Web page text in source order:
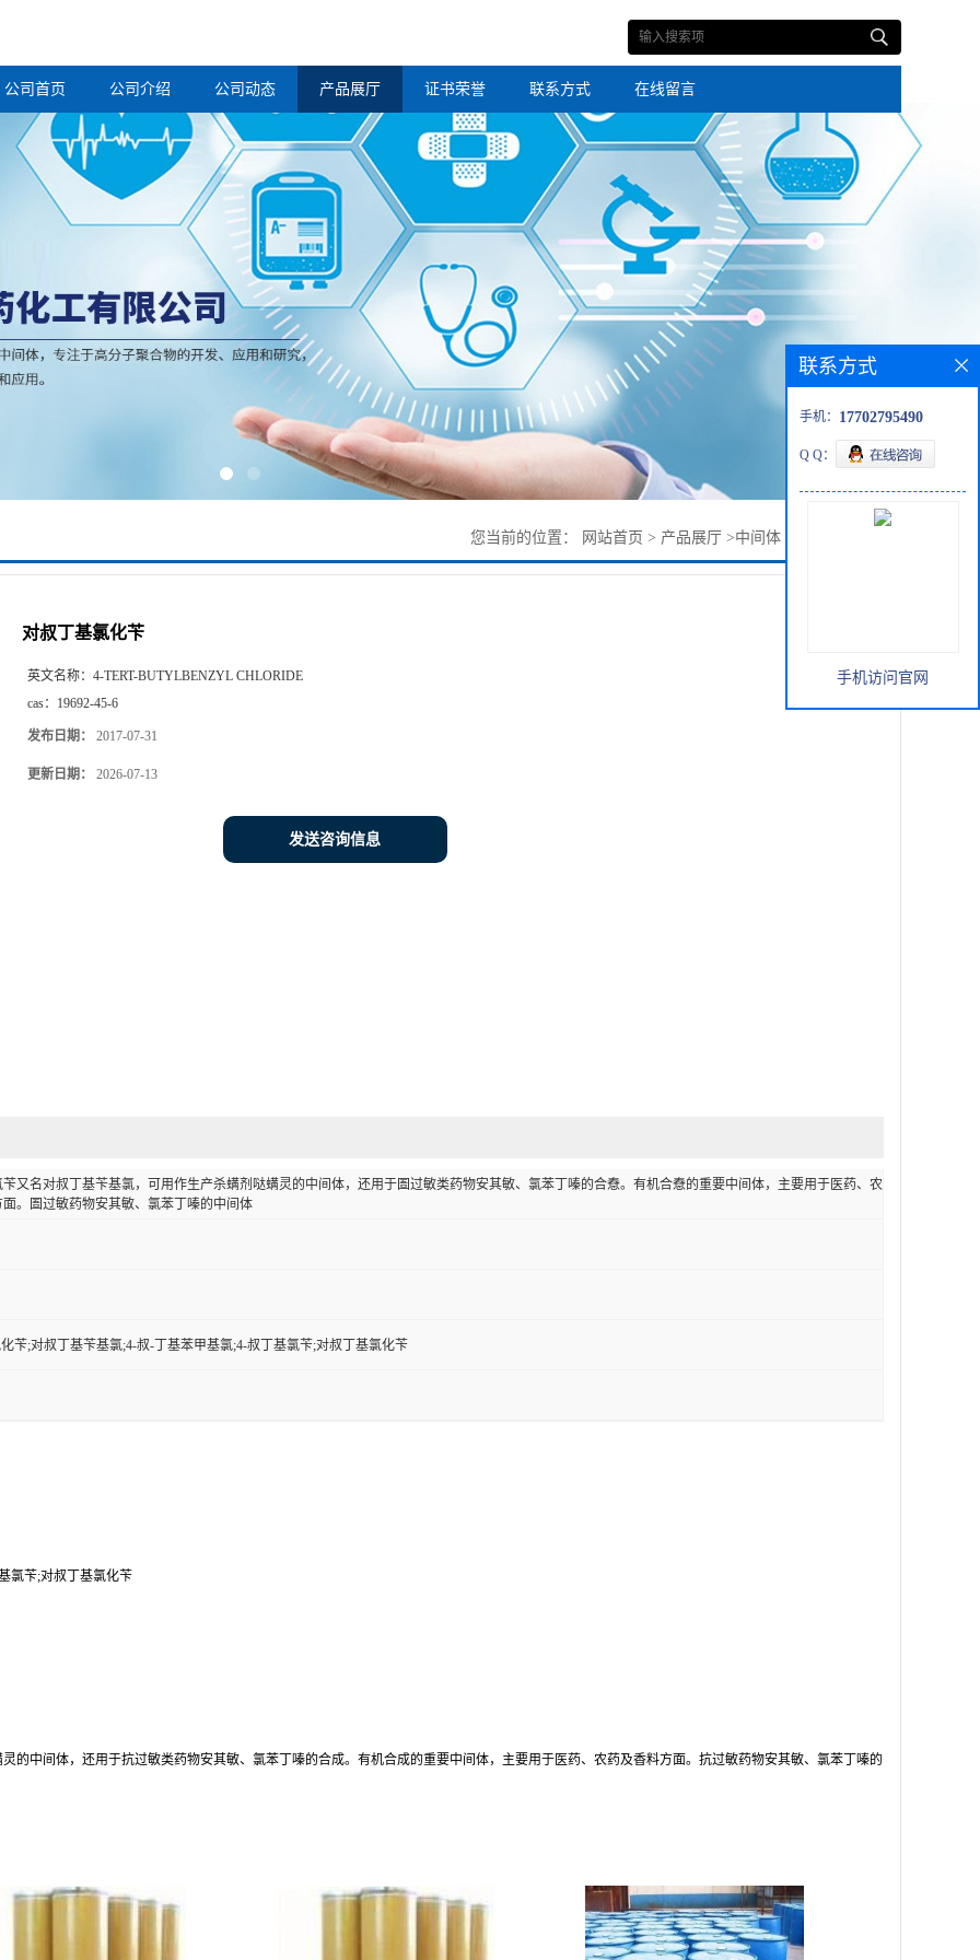
公司首页 公司介绍 公司动态 产品展厅 证书荣誉 联系方式 在线留言
您当前的位置： 网站首页 > 产品展厅 >中间体
对叔丁基氯化苄
英文名称： 4-TERT-BUTYLBENZYL CHLORIDE
cas： 19692-45-6
发布日期： 2017-07-31
更新日期： 2026-07-13
发送咨询信息
又名对叔丁基苄基氯，可用作生产杀螨剂哒螨灵的中间体，还用于圄过敏类药物安其敏、氯苯丁嗪的合憃。有机合憃的重要中间体，主要用于医药、农
。圄过敏药物安其敏、氯苯丁嗪的中间体
苄;对叔丁基苄基氯;4-叔-丁基苯甲基氯;4-叔丁基氯苄;对叔丁基氯化苄
氯苄;对叔丁基氯化苄
的中间体，还用于抗过敏类药物安其敏、氯苯丁嗪的合成。有机合成的重要中间体，主要用于医药、农药及香料方面。抗过敏药物安其敏、氯苯丁嗪的
联系方式
手机： 17702795490
Q Q：
手机访问官网